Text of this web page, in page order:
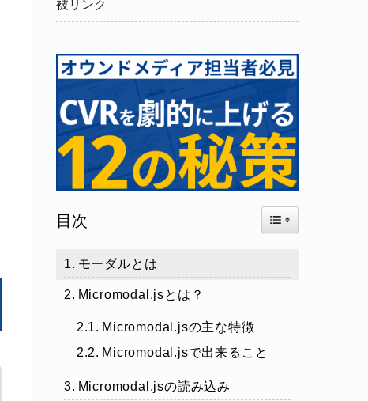
被リンク
目次 Toggle Table of
モーダルとは
Micromodal.jsとは？
Micromodal.jsの主な特徴
Micromodal.jsで出来ること
Micromodal.jsの読み込み